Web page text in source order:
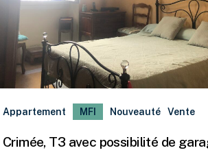
Appartement MFI Nouveauté Vente
Crimée, T3 avec possibilité de